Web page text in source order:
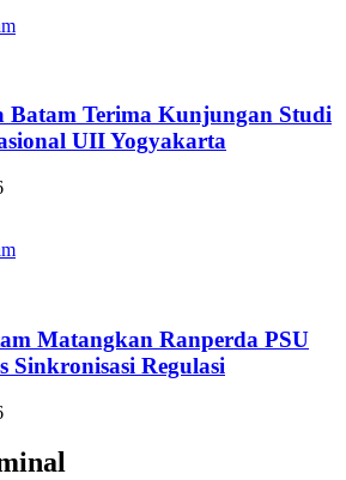
Batam Terima Kunjungan Studi
UII Yogyakarta
Matangkan Ranperda PSU
Sinkronisasi Regulasi